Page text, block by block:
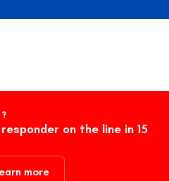
on the line in 15
more